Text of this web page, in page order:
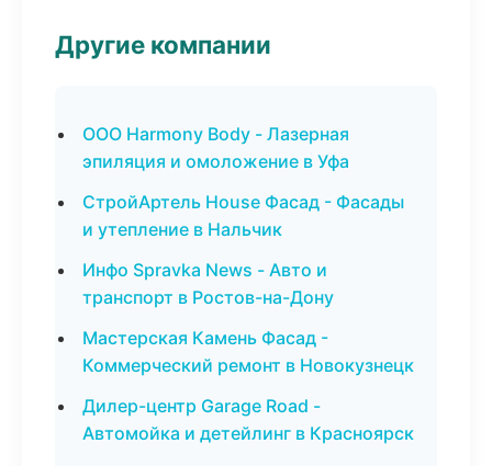
Другие компании
ООО Harmony Body - Лазерная
эпиляция и омоложение в Уфа
СтройАртель House Фасад - Фасады
и утепление в Нальчик
Инфо Spravka News - Авто и
транспорт в Ростов-на-Дону
Мастерская Камень Фасад -
Коммерческий ремонт в Новокузнецк
Дилер-центр Garage Road -
Автомойка и детейлинг в Красноярск